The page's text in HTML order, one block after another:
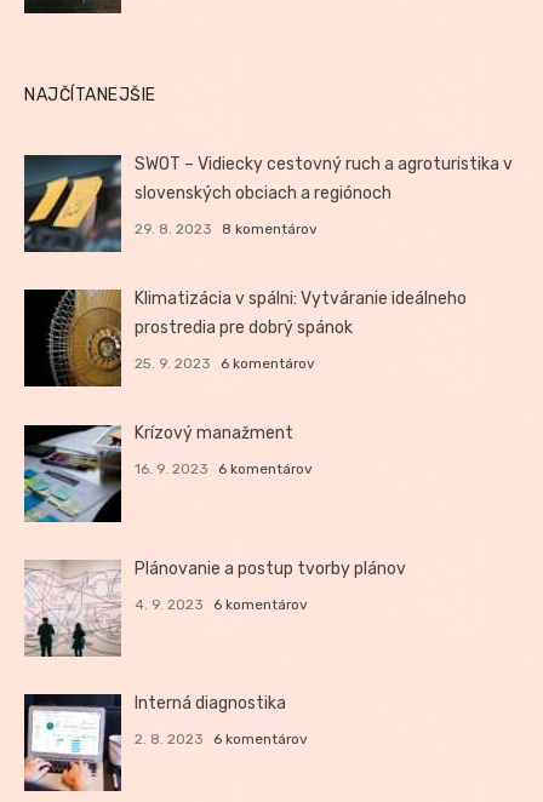
NAJČÍTANEJŠIE
SWOT – Vidiecky cestovný ruch a agroturistika v
slovenských obciach a regiónoch
29. 8. 2023 8 komentárov
Klimatizácia v spálni: Vytváranie ideálneho
prostredia pre dobrý spánok
25. 9. 2023 6 komentárov
Krízový manažment
16. 9. 2023 6 komentárov
Plánovanie a postup tvorby plánov
4. 9. 2023 6 komentárov
Interná diagnostika
2. 8. 2023 6 komentárov